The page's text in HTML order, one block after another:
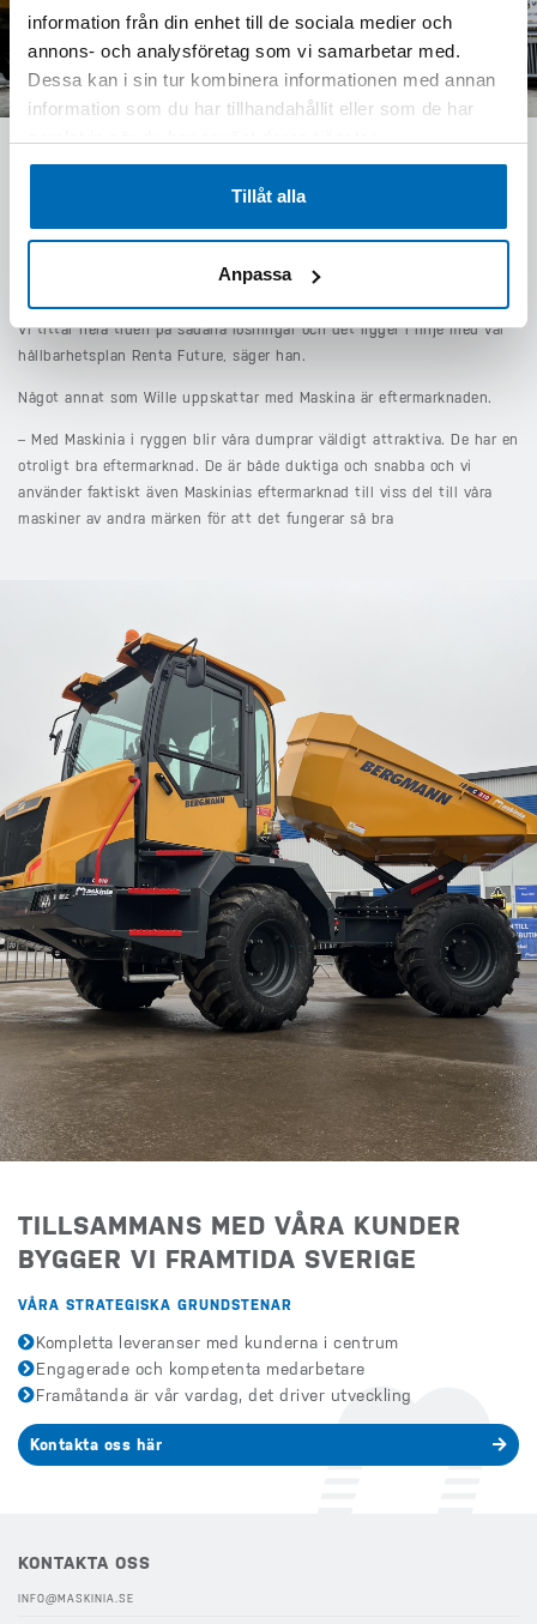
information från din enhet till de sociala medier och
annons- och analysföretag som vi samarbetar med.
Dessa kan i sin tur kombinera informationen med annan
information som du har tillhandahållit eller som de har
Tillåt alla
Anpassa
BLI FLER ELDUMPRAR FRAMÖVER
FÖR RENTA.
– Än så länge är marknaden lite trevande men det kommer absolut att
komma mer och mer, och vi märker att fler projekt går över helt till el.
Vi tittar hela tiden på sådana lösningar och det ligger i linje med vår
hållbarhetsplan Renta Future, säger han.
Något annat som Wille uppskattar med Maskina är eftermarknaden.
– Med Maskinia i ryggen blir våra dumprar väldigt attraktiva. De har en
otroligt bra eftermarknad. De är både duktiga och snabba och vi
använder faktiskt även Maskinias eftermarknad till viss del till våra
maskiner av andra märken för att det fungerar så bra
TILLSAMMANS MED VÅRA KUNDER
BYGGER VI FRAMTIDA SVERIGE
VÅRA STRATEGISKA GRUNDSTENAR
Kompletta leveranser med kunderna i centrum
Engagerade och kompetenta medarbetare
Framåtanda är vår vardag, det driver utveckling
Kontakta oss här
KONTAKTA OSS
INFO@MASKINIA.SE